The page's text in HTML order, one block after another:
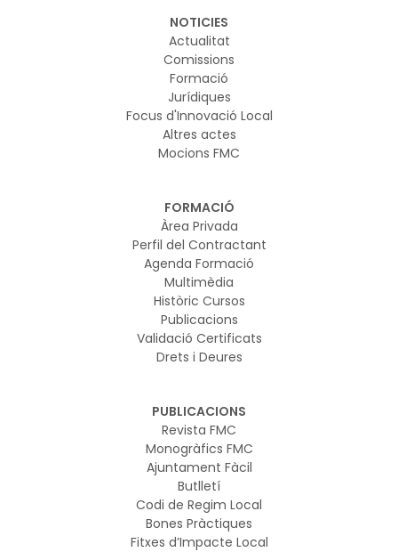
NOTICIES
Actualitat
Comissions
Formació
Jurídiques
Focus d'Innovació Local
Altres actes
Mocions FMC
FORMACIÓ
Àrea Privada
Perfil del Contractant
Agenda Formació
Multimèdia
Històric Cursos
Publicacions
Validació Certificats
Drets i Deures
PUBLICACIONS
Revista FMC
Monogràfics FMC
Ajuntament Fàcil
Butlletí
Codi de Regim Local
Bones Pràctiques
Fitxes d’Impacte Local